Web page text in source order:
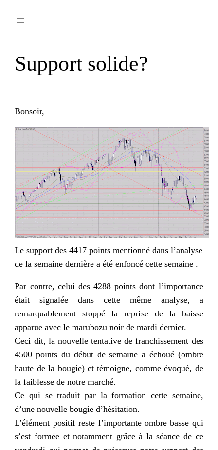
Support solide?
Bonsoir,
Le support des 4417 points mentionné dans l’analyse
de la semaine dernière a été enfoncé cette semaine .
Par contre, celui des 4288 points dont l’importance
était signalée dans cette même analyse, a
remarquablement stoppé la reprise de la baisse
apparue avec le marubozu noir de mardi dernier.
Ceci dit, la nouvelle tentative de franchissement des
4500 points du début de semaine a échoué (ombre
haute de la bougie) et témoigne, comme évoqué, de
la faiblesse de notre marché.
Ce qui se traduit par la formation cette semaine,
d’une nouvelle bougie d’hésitation.
L’élément positif reste l’importante ombre basse qui
s’est formée et notamment grâce à la séance de ce